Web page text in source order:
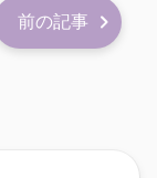
前の記事